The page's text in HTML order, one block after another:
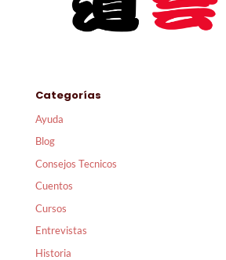
Categorías
Ayuda
Blog
Consejos Tecnicos
Cuentos
Cursos
Entrevistas
Historia